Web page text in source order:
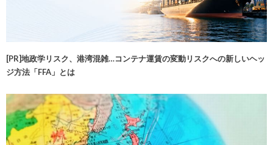
[PR]地政学リスク、港湾混雑…コンテナ運賃の変動リスクへの新しいヘッ
ジ方法「FFA」とは